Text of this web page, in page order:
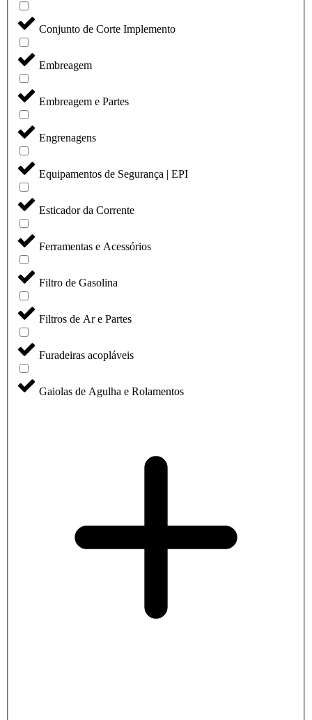
Conjunto de Corte Implemento
Embreagem
Embreagem e Partes
Engrenagens
Equipamentos de Segurança | EPI
Esticador da Corrente
Ferramentas e Acessórios
Filtro de Gasolina
Filtros de Ar e Partes
Furadeiras acopláveis
Gaiolas de Agulha e Rolamentos